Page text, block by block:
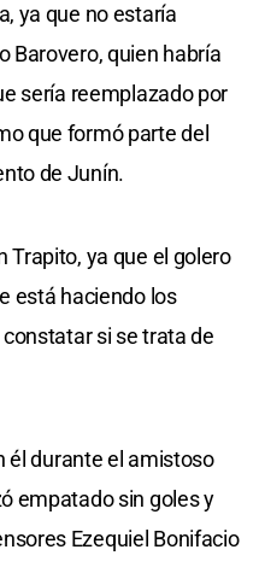
ya que no estaría
Barovero, quien habría
sería reemplazado por
que formó parte del
de Junín.
Trapito, ya que el golero
está haciendo los
si se trata de
él durante el amistoso
empatado sin goles y
Ezequiel Bonifacio